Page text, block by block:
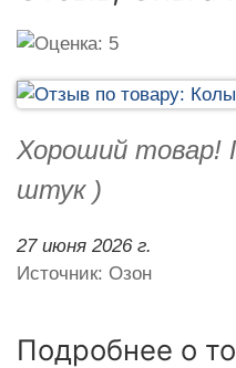
Хороший товар!
штук )
27 июня 2026 г.
Источник: Озон
Подробнее о